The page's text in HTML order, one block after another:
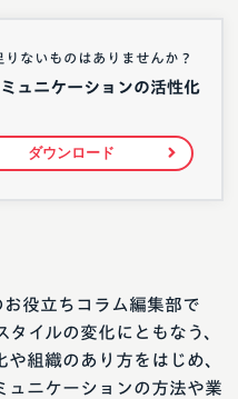
りないものはありませんか？
ュニケーションの活性化
ダウンロード
役立ちコラム編集部で
タイルの変化にともなう、
や組織のあり方をはじめ、
ュニケーションの方法や業